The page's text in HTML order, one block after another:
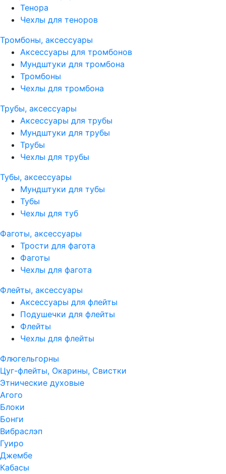
Тенора
Чехлы для теноров
Тромбоны, аксессуары
Аксессуары для тромбонов
Мундштуки для тромбона
Тромбоны
Чехлы для тромбона
Трубы, аксессуары
Аксессуары для трубы
Мундштуки для трубы
Трубы
Чехлы для трубы
Тубы, аксессуары
Мундштуки для тубы
Тубы
Чехлы для туб
Фаготы, аксессуары
Трости для фагота
Фаготы
Чехлы для фагота
Флейты, аксессуары
Аксессуары для флейты
Подушечки для флейты
Флейты
Чехлы для флейты
Флюгельгорны
Цуг-флейты, Окарины, Свистки
Этнические духовые
Агого
Блоки
Бонги
Вибраслэп
Гуиро
Джембе
Кабасы